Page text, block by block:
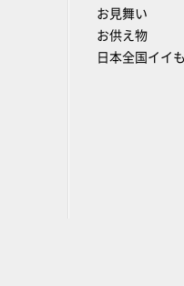
お見舞い
お供え物
日本全国イイ